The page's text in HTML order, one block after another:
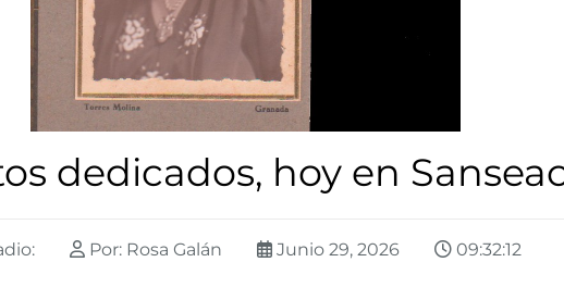
dedicados, hoy en
Por: Rosa Galán Junio 29, 2026 09:32:12